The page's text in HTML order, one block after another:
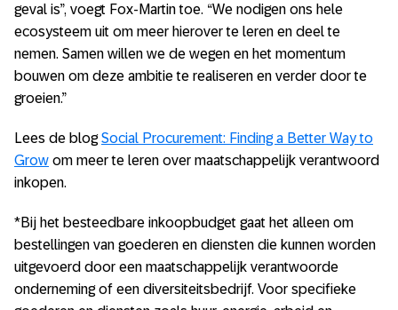
geval is”, voegt Fox-Martin toe. “We nodigen ons hele
ecosysteem uit om meer hierover te leren en deel te
nemen. Samen willen we de wegen en het momentum
bouwen om deze ambitie te realiseren en verder door te
groeien.”
Lees de blogSocial Procurement: Finding a Better Way to
Grow om meer te leren over maatschappelijk verantwoord
inkopen.
*Bij het besteedbare inkoopbudget gaat het alleen om
bestellingen van goederen en diensten die kunnen worden
uitgevoerd door een maatschappelijk verantwoorde
onderneming of een diversiteitsbedrijf. Voor specifieke